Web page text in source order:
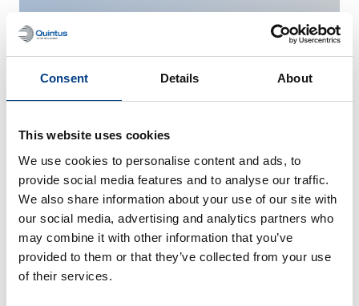
Consent Details About
This website uses cookies
We use cookies to personalise content and ads, to
provide social media features and to analyse our traffic.
We also share information about your use of our site with
our social media, advertising and analytics partners who
may combine it with other information that you’ve
provided to them or that they’ve collected from your use
of their services.
能源与发电